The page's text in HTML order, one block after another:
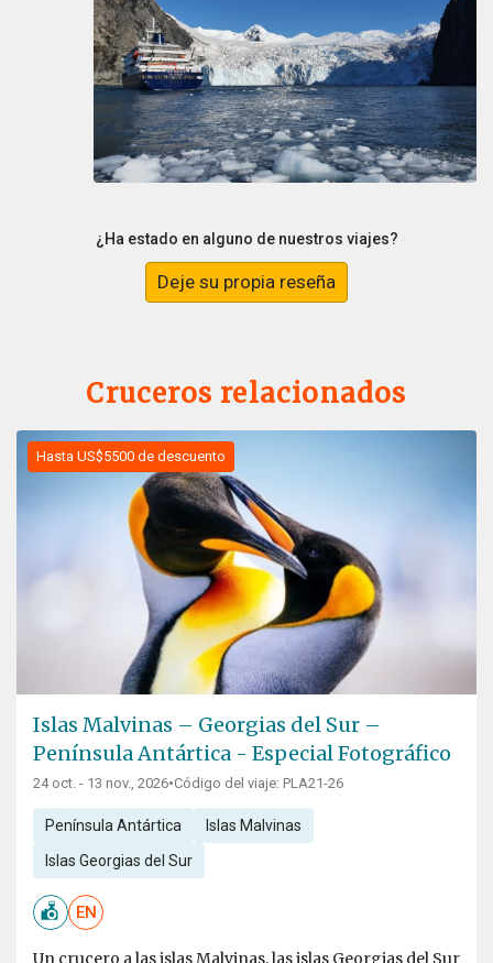
¿Ha estado en alguno de nuestros viajes?
Deje su propia reseña
Cruceros relacionados
Hasta US$5500 de descuento
Islas Malvinas – Georgias del Sur –
Península Antártica - Especial Fotográfico
24 oct. - 13 nov., 2026•Código del viaje: PLA21-26
Península Antártica Islas Malvinas
Islas Georgias del Sur
EN
Un crucero a las islas Malvinas, las islas Georgias del Sur